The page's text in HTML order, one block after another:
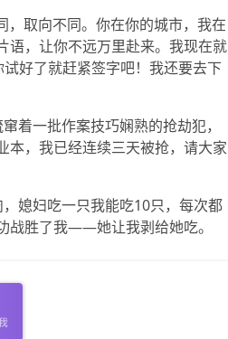
，取向不同。你在你的城市，我在
语，让你不远万里赴来。我现在就
好了就赶紧签字吧！我还要去下
着一批作案技巧娴熟的抢劫犯，
本，我已经连续三天被抢，请大家
媳妇吃一只我能吃10只，每次都
战胜了我——她让我剥给她吃。